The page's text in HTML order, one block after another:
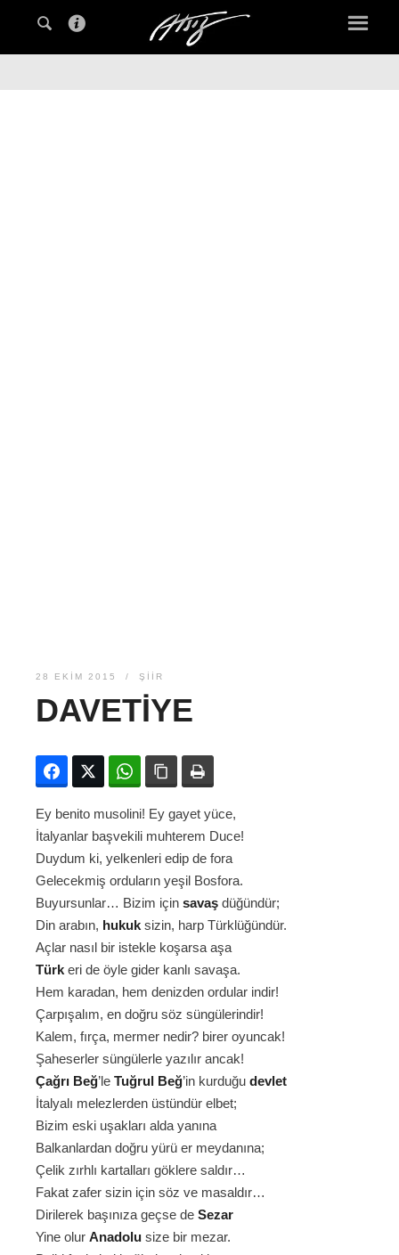
28 EKIM 2015 ŞIIR
DAVETIYE
FacebookTwitter WhatsAppBağlanıyı kopyala
Ey benito musolini! Ey gayet yüce,
İtalyanlar başvekili muhterem Duce!
Duydum ki, yelkenleri edip de fora
Gelecekmiş orduların yeşil Bosfora.
Buyursunlar… Bizim için savaş düğündür;
Din arabın, hukuk sizin, harp Türklüğündür.
Açlar nasıl bir istekle koşarsa aşa
Türk eri de öyle gider kanlı savaşa.
Hem karadan, hem denizden ordular indir!
Çarpışalım, en doğru söz süngülerindir!
Kalem, fırça, mermer nedir? birer oyuncak!
Şaheserler süngülerle yazılır ancak!
Çağrı Beğ’le Tuğrul Beğ’in kurduğu devlet
İtalyalı melezlerden üstündür elbet;
Bizim eski uşakları alda yanına
Balkanlardan doğru yürü er meydanına;
Çelik zırhlı kartalları göklere saldır…
Fakat zafer sizin için söz ve masaldır…
Dirilerek başınıza geçse de Sezar
Yine olur Anadolu size bir mezar.